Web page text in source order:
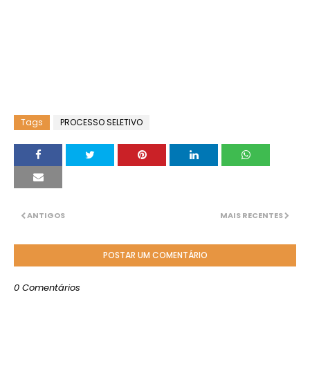
Tags PROCESSO SELETIVO
MAIS RECENTES
ANTIGOS
POSTAR UM COMENTÁRIO
0 Comentários